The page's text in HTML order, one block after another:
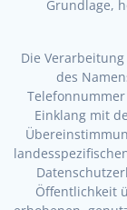
Grundlage,
Die
des
Einklang mit
Öffentlichkeit